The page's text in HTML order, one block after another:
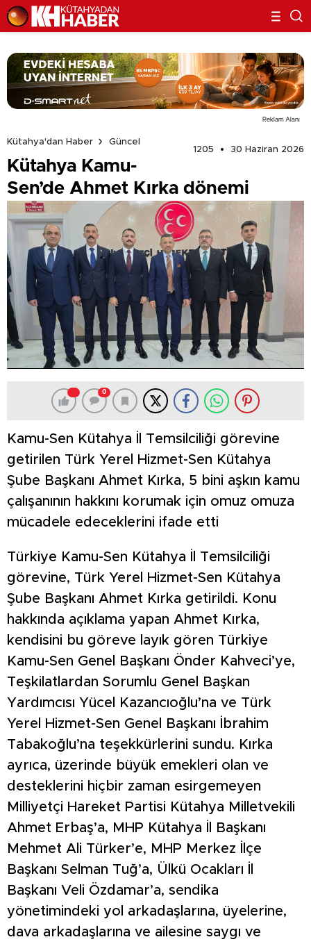
Reklam Alanı
Kütahya'dan Haber
Güncel
1205
30 Haziran 2026
Kütahya Kamu-
Sen’de Ahmet Kırka dönemi
0
Kamu-Sen Kütahya İl Temsilciliği görevine
getirilen Türk Yerel Hizmet-Sen Kütahya
Şube Başkanı Ahmet Kırka, 5 bini aşkın kamu
çalışanının hakkını korumak için omuz omuza
mücadele edeceklerini ifade etti
Türkiye Kamu-Sen Kütahya İl Temsilciliği
görevine, Türk Yerel Hizmet-Sen Kütahya
Şube Başkanı Ahmet Kırka getirildi. Konu
hakkında açıklama yapan Ahmet Kırka,
kendisini bu göreve layık gören Türkiye
Kamu-Sen Genel Başkanı Önder Kahveci’ye,
Teşkilatlardan Sorumlu Genel Başkan
Yardımcısı Yücel Kazancıoğlu’na ve Türk
Yerel Hizmet-Sen Genel Başkanı İbrahim
Tabakoğlu’na teşekkürlerini sundu. Kırka
ayrıca, üzerinde büyük emekleri olan ve
desteklerini hiçbir zaman esirgemeyen
Milliyetçi Hareket Partisi Kütahya Milletvekili
Ahmet Erbaş’a, MHP Kütahya İl Başkanı
Mehmet Ali Türker’e, MHP Merkez İlçe
Başkanı Selman Tuğ’a, Ülkü Ocakları İl
Başkanı Veli Özdamar’a, sendika
yönetimindeki yol arkadaşlarına, üyelerine,
dava arkadaşlarına ve ailesine saygı ve